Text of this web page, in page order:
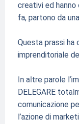
creativi ed
fa, partono da
Questa prassi ha
imprenditoriale
In altre parole
DELEGARE
comunicazione
l’azione di